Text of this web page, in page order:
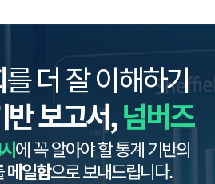
를 더 잘 이해하기
반 보고서,넘버즈
에 꼭 알아야 할 통계 기반의
메일함으로 보내드립니다.